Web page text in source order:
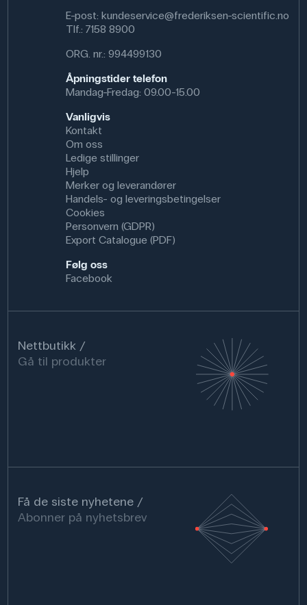
E-post: kundeservice@frederiksen-scientific.no
Tlf.: 7158 8900
ORG. nr.: 994499130
Åpningstider telefon
Mandag-Fredag: 09.00-15.00
Vanligvis
Kontakt
Om oss
Ledige stillinger
Hjelp
Merker og leverandører
Handels- og leveringsbetingelser
Cookies
Personvern (GDPR)
Export Catalogue (PDF)
Følg oss
Facebook
Nettbutikk
Gå til produkter
Få de siste nyhetene
Abonner på nyhetsbrev